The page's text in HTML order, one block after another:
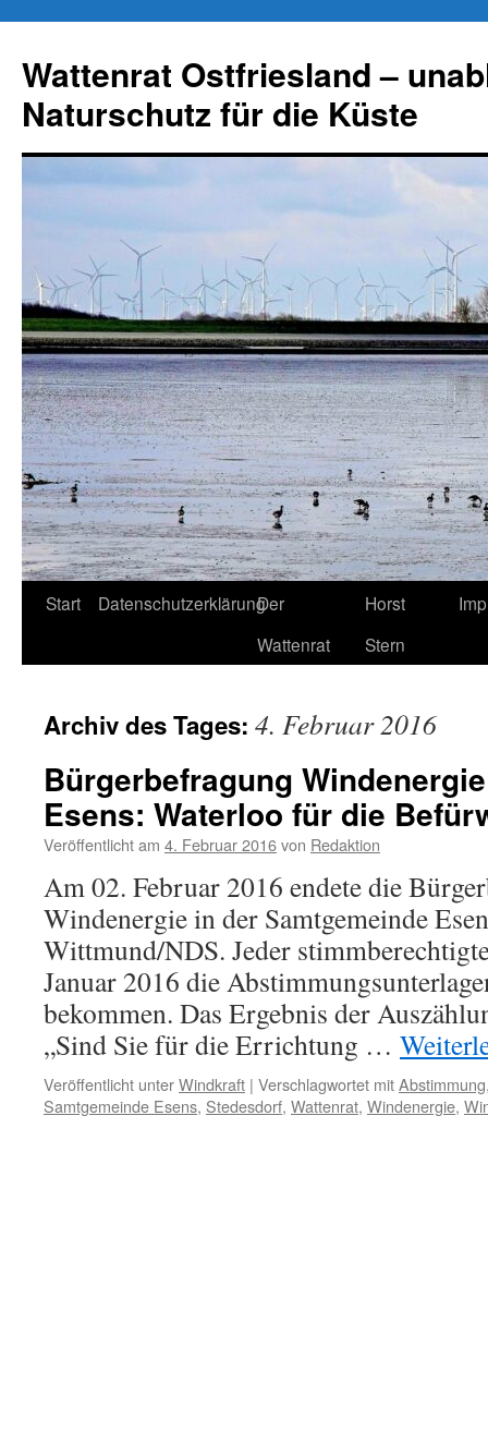
springen
Wattenrat Ostfriesland –
Naturschutz für die Küste
Start DatenschutzerklärungDer
Wattenrat
Horst
Stern
Archiv des Tages: 4. Februar 2016
Bürgerbefragung
Esens: Waterloo für die
Veröffentlicht am 4. Februar 2016von Redaktion
Am 02. Februar 2016 endete die
Windenergie in der Samtgemeinde
Wittmund/NDS. Jeder
Januar 2016 die
bekommen. Das Ergebnis der
„Sind Sie für die Errichtung …
Veröffentlicht unterWindkraft | Verschlagwortet mitAbstimmung
Samtgemeinde Esens, Stedesdorf, Wattenrat, Windenergie,